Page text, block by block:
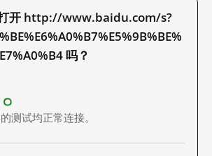
开 http://www.baidu.com/s?
吗？
测试均正常连接。